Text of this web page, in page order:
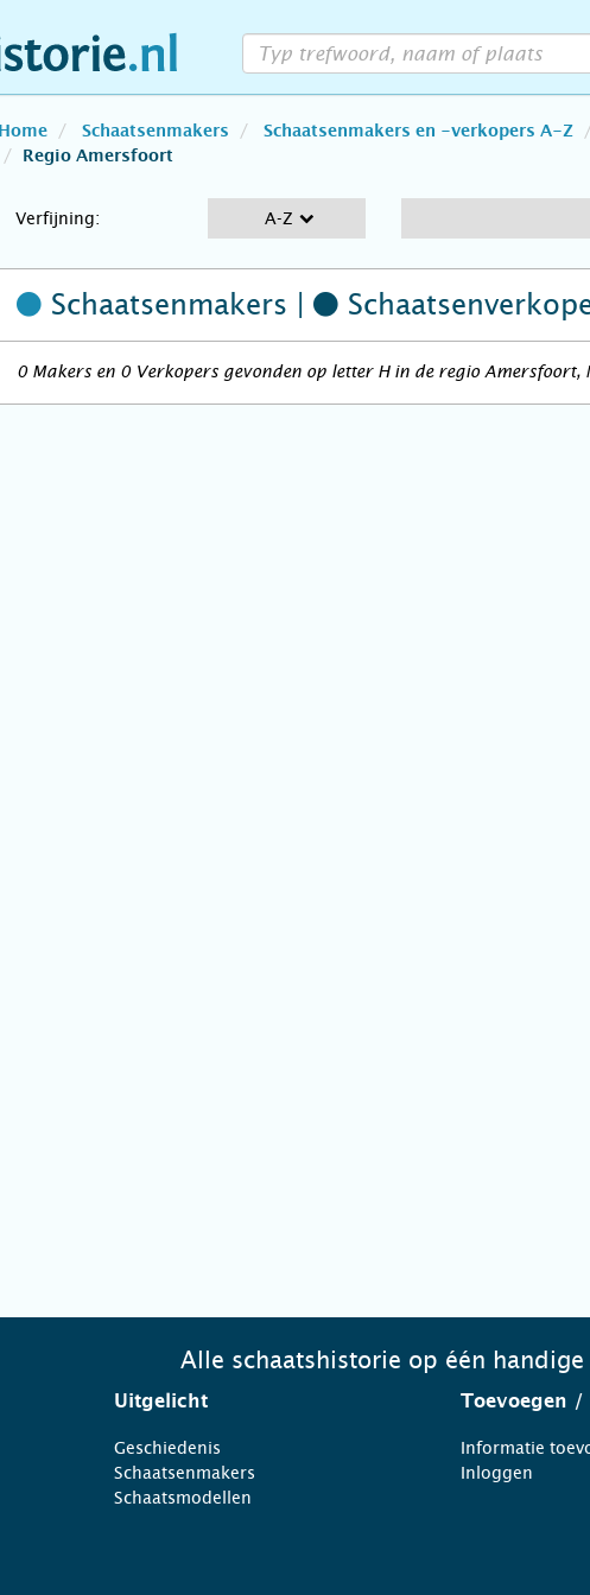
Home Schaatsenmakers Schaatsenmakers en -verkopers A-Z
Regio Amersfoort
Verfijning: A-Z
Schaatsenmakers |
0 Makers en 0 Verkopers gevonden op letter H in de regio Amersfoort,
Alle schaatshistorie op één
Uitgelicht
Geschiedenis
Schaatsenmakers
Schaatsmodellen
Toevoegen /
Informatie
Inloggen